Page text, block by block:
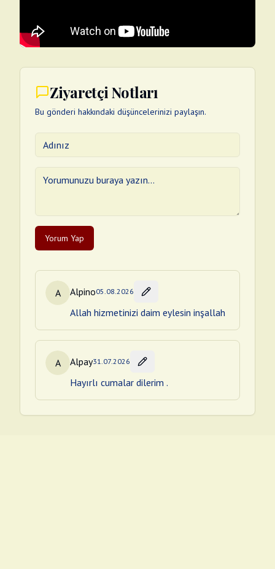
Ziyaretçi Notları
Bu gönderi hakkındaki düşüncelerinizi paylaşın.
Yorum Yap
A Alpino05.08.2026
Allah hizmetinizi daim eylesin inşallah
A Alpay31.07.2026
Hayırlı cumalar dilerim .